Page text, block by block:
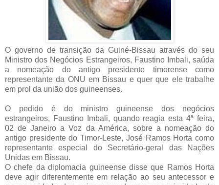
O governo de transição da Guiné-Bissau através do seu
Ministro dos Negócios Estrangeiros, Faustino Imbali, saúda
a nomeação do antigo presidente timorense como
representante da ONU em Bissau e quer que ele trabalhe
em prol da união dos guineenses.
O pedido é do ministro guineense dos negócios
estrangeiros, Faustino Imbali, quando reagia esta 4ª feira,
02 de Janeiro a Voz da América, sobre a nomeação do
antigo presidente do Timor-Leste, José Ramos Horta como
representante especial do Secretário-geral das Nações
Unidas em Bissau.
O chefe da diplomacia guineense disse que Ramos Horta
deve agir diferentemente em relação ao seu antecessor e